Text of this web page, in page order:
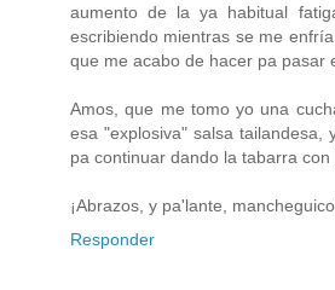
aumento de la ya habitual
escribiendo mientras se me
que me acabo de hacer pa pasar
Amos, que me tomo yo una
esa "explosiva" salsa tailandesa,
pa continuar dando la tabarra con
¡Abrazos, y pa'lante,
Responder